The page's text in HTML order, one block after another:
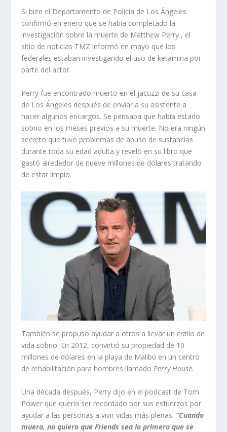
Si bien el Departamento de Policía de Los Ángeles
confirmó en enero que se había completado la
investigación sobre la muerte de Matthew Perry , el
sitio de noticias TMZ informó en mayo que los
federales estaban investigando el uso de ketamina por
parte del actor.
Perry fue encontrado muerto en el jacuzzi de su casa
de Los Ángeles después de enviar a su asistente a
hacer algunos encargos. Se pensaba que había estado
sobrio en los meses previos a su muerte. No era ningún
secreto que tuvo problemas de abuso de sustancias
durante toda su edad adulta y reveló en su libro que
gastó alrededor de nueve millones de dólares tratando
de estar limpio.
También se propuso ayudar a otros a llevar un estilo de
vida sobrio. En 2012, convirtió su propiedad de 10
millones de dólares en la playa de Malibú en un centro
de rehabilitación para hombres llamadoPerry House.
Una década después, Perry dijo en el podcast de Tom
Power que quería ser recordado por sus esfuerzos por
ayudar a las personas a vivir vidas más plenas. “Cuando
muera, no quiero que Friends sea lo primero que se